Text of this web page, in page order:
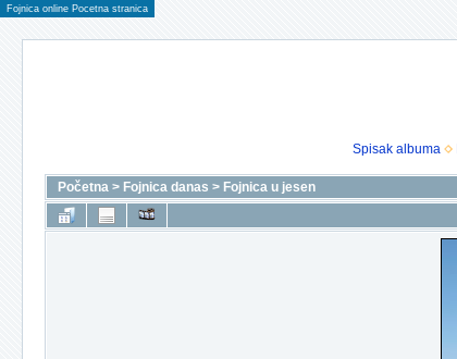
Fojnica online Pocetna stranica
Spisak albuma
Početna > Fojnica danas > Fojnica u jesen